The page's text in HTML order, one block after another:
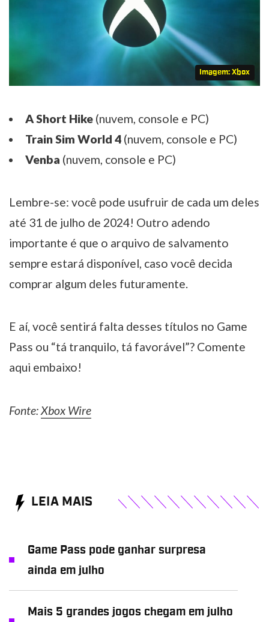
Imagem: Xbox
A Short Hike(nuvem, console e PC)
Train Sim World 4(nuvem, console e PC)
Venba (nuvem, console e PC)
Lembre-se: você pode usufruir de cada um deles
até 31 de julho de 2024! Outro adendo
importante é que o arquivo de salvamento
sempre estará disponível, caso você decida
comprar algum deles futuramente.
E aí, você sentirá falta desses títulos no Game
Pass ou “tá tranquilo, tá favorável”? Comente
aqui embaixo!
Fonte: Xbox Wire
LEIA MAIS
Game Pass pode ganhar surpresa
ainda em julho
Mais 5 grandes jogos chegam em julho